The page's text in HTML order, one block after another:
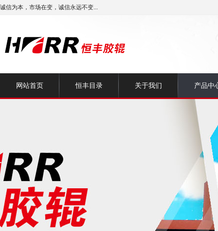
诚信为本，市场在变，诚信永远不变...
网站首页 恒丰目录 关于我们 产品中